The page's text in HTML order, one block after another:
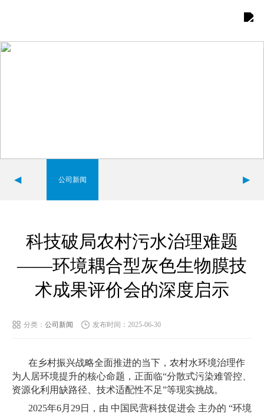
团队建设
◀ 公司新闻 ▶
科技破局农村污水治理难题
——环境耦合型灰色生物膜技
术成果评价会的深度启示
分类： 公司新闻 发布时间：2025-06-30
在乡村振兴战略全面推进的当下，农村水环境治理作
为人居环境提升的核心命题，正面临“分散式污染难管控、
资源化利用缺路径、技术适配性不足”等现实挑战。
2025年6月29日，由 中国民营科技促进会 主办的 “环境